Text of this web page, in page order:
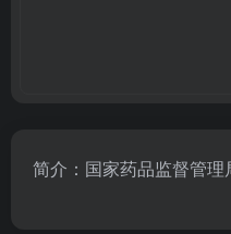
简介：国家药品监督管